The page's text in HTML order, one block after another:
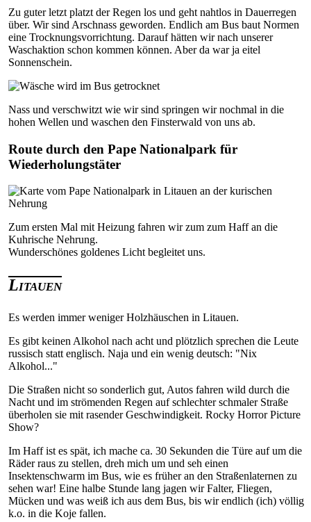
Zu guter letzt platzt der Regen los und geht nahtlos in Dauerregen
über. Wir sind Arschnass geworden. Endlich am Bus baut Normen
eine Trocknungsvorrichtung. Darauf hätten wir nach unserer
Waschaktion schon kommen können. Aber da war ja eitel
Sonnenschein.
Nass und verschwitzt wie wir sind springen wir nochmal in die
hohen Wellen und waschen den Finsterwald von uns ab.
Route durch den Pape Nationalpark für
Wiederholungstäter
Zum ersten Mal mit Heizung fahren wir zum zum Haff an die
Kuhrische Nehrung.
Wunderschönes goldenes Licht begleitet uns.
Litauen
Es werden immer weniger Holzhäuschen in Litauen.
Es gibt keinen Alkohol nach acht und plötzlich sprechen die Leute
russisch statt englisch. Naja und ein wenig deutsch: "Nix
Alkohol..."
Die Straßen nicht so sonderlich gut, Autos fahren wild durch die
Nacht und im strömenden Regen auf schlechter schmaler Straße
überholen sie mit rasender Geschwindigkeit. Rocky Horror Picture
Show?
Im Haff ist es spät, ich mache ca. 30 Sekunden die Türe auf um die
Räder raus zu stellen, dreh mich um und seh einen
Insektenschwarm im Bus, wie es früher an den Straßenlaternen zu
sehen war! Eine halbe Stunde lang jagen wir Falter, Fliegen,
Mücken und was weiß ich aus dem Bus, bis wir endlich (ich) völlig
k.o. in die Koje fallen.